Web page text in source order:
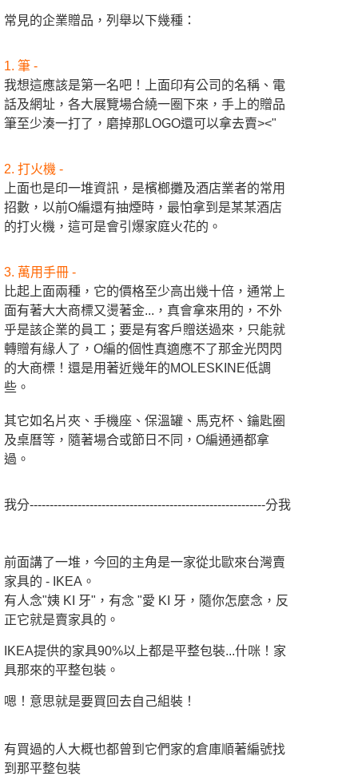
常見的企業贈品，列舉以下幾種：
1. 筆 -
我想這應該是第一名吧！上面印有公司的名稱、電
話及網址，各大展覽場合繞一圈下來，手上的贈品
筆至少湊一打了，磨掉那LOGO還可以拿去賣><"
2. 打火機 -
上面也是印一堆資訊，是檳榔攤及酒店業者的常用
招數，以前O編還有抽煙時，最怕拿到是某某酒店
的打火機，這可是會引爆家庭火花的。
3. 萬用手冊 -
比起上面兩種，它的價格至少高出幾十倍，通常上
面有著大大商標又燙著金...，真會拿來用的，不外
乎是該企業的員工；要是有客戶贈送過來，只能就
轉贈有緣人了，O編的個性真適應不了那金光閃閃
的大商標！還是用著近幾年的MOLESKINE低調
些。
其它如名片夾、手機座、保溫罐、馬克杯、鑰匙圈
及桌曆等，隨著場合或節日不同，O編通通都拿
過。
我分-----------------------------------------------------------分我
前面講了一堆，今回的主角是一家從北歐來台灣賣
家具的 - IKEA。
有人念"姨 KI 牙"，有念 "愛 KI 牙，隨你怎麼念，反
正它就是賣家具的。
IKEA提供的家具90%以上都是平整包裝...什咪！家
具那來的平整包裝。
嗯！意思就是要買回去自己組裝！
有買過的人大概也都曾到它們家的倉庫順著編號找
到那平整包裝